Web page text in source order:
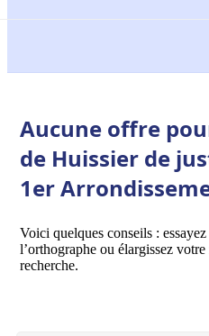
Aucune offre
de Huissier de
1er
Voici quelques conseils :
l’orthographe ou élargissez
recherche.